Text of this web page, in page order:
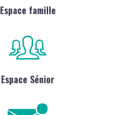
Espace famille
Espace Sénior